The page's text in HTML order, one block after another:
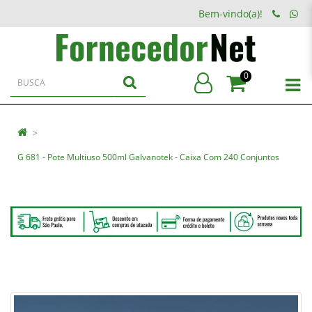
Bem-vindo(a)!
0
G 681 - Pote Multiuso 500ml Galvanotek - Caixa Com 240 Conjuntos